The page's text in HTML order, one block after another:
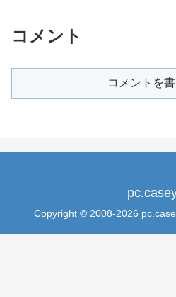
コメント
コメントを
Copyright © 2008-2026